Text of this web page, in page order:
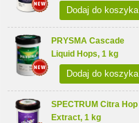
Dodaj do koszyka
PRYSMA Cascade
Liquid Hops, 1 kg
Dodaj do koszyka
SPECTRUM Citra Hop
Extract, 1 kg